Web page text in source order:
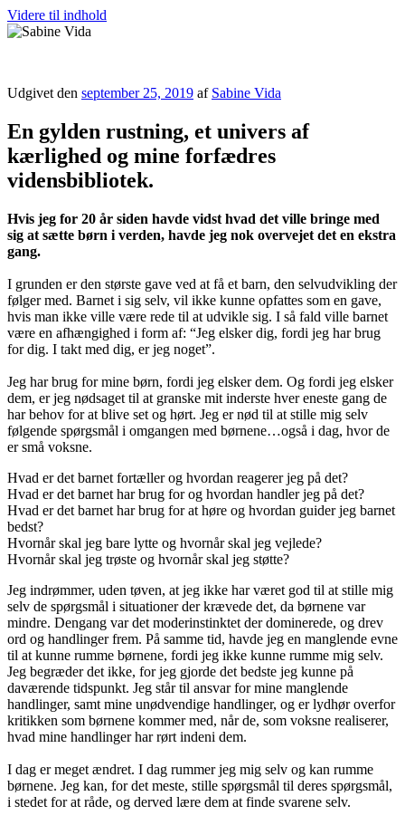
Videre til indhold
Udgivet den september 25, 2019 af Sabine Vida
En gylden rustning, et univers af
kærlighed og mine forfædres
vidensbibliotek.
Hvis jeg for 20 år siden havde vidst hvad det ville bringe med
sig at sætte børn i verden, havde jeg nok overvejet det en ekstra
gang.
I grunden er den største gave ved at få et barn, den selvudvikling der
følger med. Barnet i sig selv, vil ikke kunne opfattes som en gave,
hvis man ikke ville være rede til at udvikle sig. I så fald ville barnet
være en afhængighed i form af: “Jeg elsker dig, fordi jeg har brug
for dig. I takt med dig, er jeg noget”.
Jeg har brug for mine børn, fordi jeg elsker dem. Og fordi jeg elsker
dem, er jeg nødsaget til at granske mit inderste hver eneste gang de
har behov for at blive set og hørt. Jeg er nød til at stille mig selv
følgende spørgsmål i omgangen med børnene…også i dag, hvor de
er små voksne.
Hvad er det barnet fortæller og hvordan reagerer jeg på det?
Hvad er det barnet har brug for og hvordan handler jeg på det?
Hvad er det barnet har brug for at høre og hvordan guider jeg barnet
bedst?
Hvornår skal jeg bare lytte og hvornår skal jeg vejlede?
Hvornår skal jeg trøste og hvornår skal jeg støtte?
Jeg indrømmer, uden tøven, at jeg ikke har været god til at stille mig
selv de spørgsmål i situationer der krævede det, da børnene var
mindre. Dengang var det moderinstinktet der dominerede, og drev
ord og handlinger frem. På samme tid, havde jeg en manglende evne
til at kunne rumme børnene, fordi jeg ikke kunne rumme mig selv.
Jeg begræder det ikke, for jeg gjorde det bedste jeg kunne på
daværende tidspunkt. Jeg står til ansvar for mine manglende
handlinger, samt mine unødvendige handlinger, og er lydhør overfor
kritikken som børnene kommer med, når de, som voksne realiserer,
hvad mine handlinger har rørt indeni dem.
I dag er meget ændret. I dag rummer jeg mig selv og kan rumme
børnene. Jeg kan, for det meste, stille spørgsmål til deres spørgsmål,
i stedet for at råde, og derved lære dem at finde svarene selv.